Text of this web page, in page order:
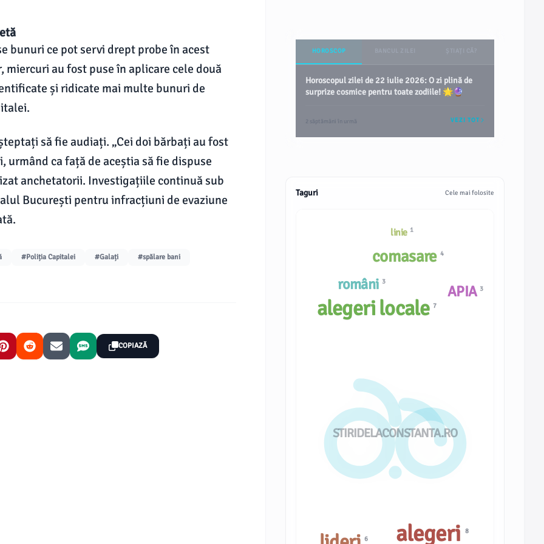
bunuri ce pot servi drept probe în acest
au fost puse în aplicare cele două
și ridicate mai multe bunuri de
să fie audiați. „Cei doi bărbați au fost
ca față de aceștia să fie dispuse
anchetatorii. Investigațiile continuă sub
București pentru infracțiuni de evaziune
#Poliția Capitalei #Galați #spălare bani
COPIAZĂ
HOROSCOP
Horoscopul zilei de 22 iulie 2026: O zi plină de
surprize cosmice pentru toate zodiile! 🌟🔮
2 săptămâni în urmă VEZI TOT
Taguri Cele mai folosite
STIRIDELACONSTANTA.RO
comasare 4
linie 1
români 3
6
APIA 3
alegeri 8
alegeri locale7